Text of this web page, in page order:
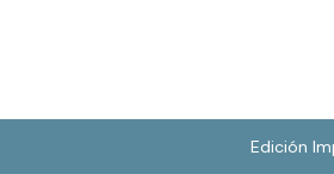
Edición